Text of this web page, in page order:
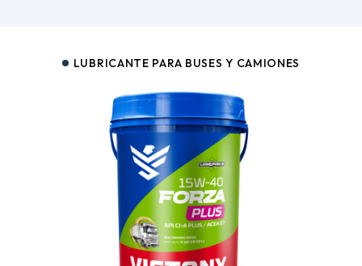
LUBRICANTE PARA BUSES Y CAMIONES